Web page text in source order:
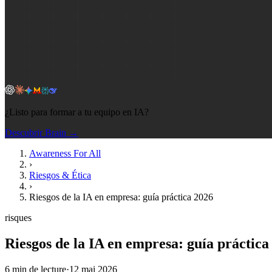
¿Listo para formar a tu equipo en IA?
Descubrir Brain →
Awareness For All
›
Riesgos & Ética
›
Riesgos de la IA en empresa: guía práctica 2026
risques
Riesgos de la IA en empresa: guía práctica
6 min de lecture·12 mai 2026